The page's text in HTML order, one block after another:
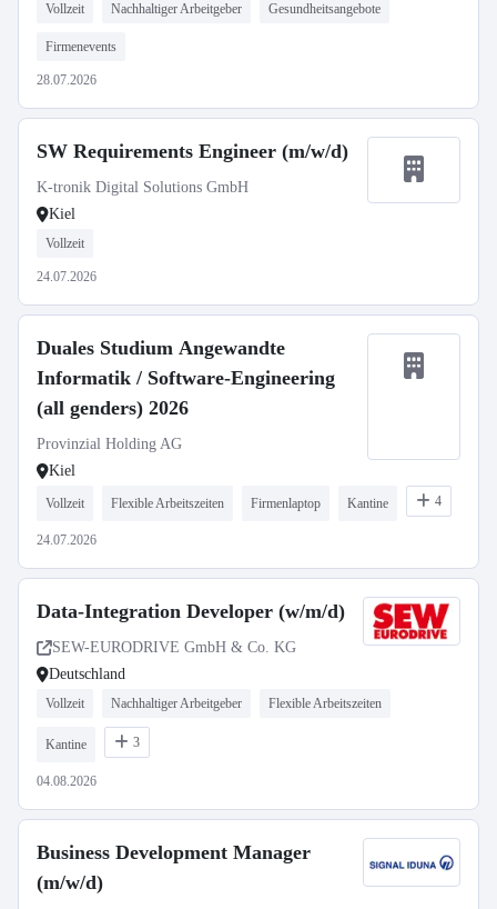
Vollzeit Nachhaltiger Arbeitgeber Gesundheitsangebote
Firmenevents
28.07.2026
SW Requirements Engineer (m/w/d)
K-tronik Digital Solutions GmbH
Kiel
Vollzeit
24.07.2026
Duales Studium Angewandte
Informatik / Software-Engineering
(all genders) 2026
Provinzial Holding AG
Kiel
Vollzeit Flexible Arbeitszeiten Firmenlaptop Kantine 4
24.07.2026
Data-Integration Developer (w/m/d)
SEW-EURODRIVE GmbH & Co. KG
Deutschland
Vollzeit Nachhaltiger Arbeitgeber Flexible Arbeitszeiten
Kantine 3
04.08.2026
Business Development Manager
(m/w/d)